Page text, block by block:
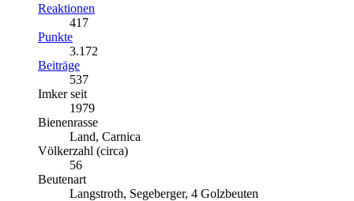
Reaktionen
417
Punkte
3.172
Beiträge
537
Imker seit
1979
Bienenrasse
Land, Carnica
Völkerzahl (circa)
56
Beutenart
Langstroth, Segeberger, 4 Golzbeuten